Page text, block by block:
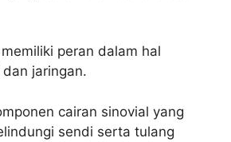
peran dalam hal
jaringan.
cairan sinovial yang
sendi serta tulang